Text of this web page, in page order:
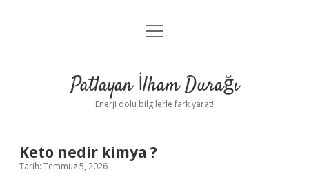
Anasayfa
Yasal Uyarı
menüyü
Patlayan İlham Durağı
Enerji dolu bilgilerle fark yarat!
Keto nedir kimya ?
Tarih: Temmuz 5, 2026